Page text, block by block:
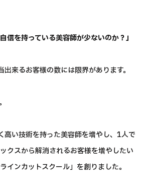
信を持っている美容師が少ないのか？」
来るお客様の数には限界があります。
高い技術を持った美容師を増やし、1人で
クスから解消されるお客様を増やしたい
インカットスクール」を創りました。